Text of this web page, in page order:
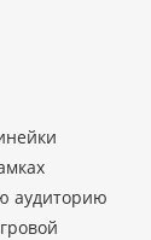
аудиторию